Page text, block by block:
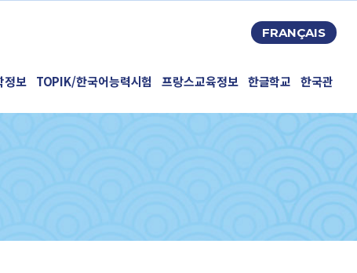
FRANÇAIS
정보 TOPIK/한국어능력시험 프랑스교육정보 한글학교 한국관